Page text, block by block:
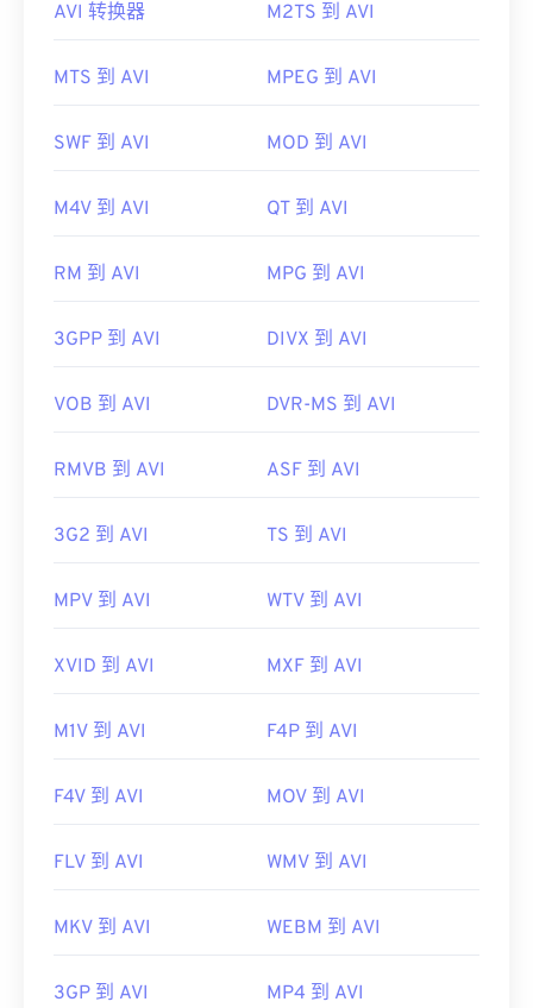
AVI 文件的另一种方法是使用与操作系统兼容的
虽然AVI 文件针对互联网进行了优化，但硬件播放器
媒体播放器。
首次发行：
有用的链接：
https://tools.ietf.org/html/rfc2361
AVI 转换器 M2TS 到 AVI
MTS 到 AVI MPEG 到 AVI
SWF 到 AVI MOD 到 AVI
M4V 到 AVI QT 到 AVI
RM 到 AVI MPG 到 AVI
3GPP 到 AVI DIVX 到 AVI
VOB 到 AVI DVR-MS 到 AVI
RMVB 到 AVI ASF 到 AVI
3G2 到 AVI TS 到 AVI
MPV 到 AVI WTV 到 AVI
XVID 到 AVI MXF 到 AVI
M1V 到 AVI F4P 到 AVI
F4V 到 AVI MOV 到 AVI
FLV 到 AVI WMV 到 AVI
MKV 到 AVI WEBM 到 AVI
3GP 到 AVI MP4 到 AVI